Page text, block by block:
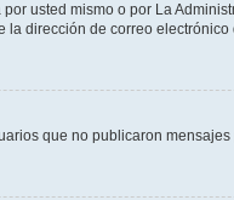
usted mismo o por La
dirección de correo
que no publicaron